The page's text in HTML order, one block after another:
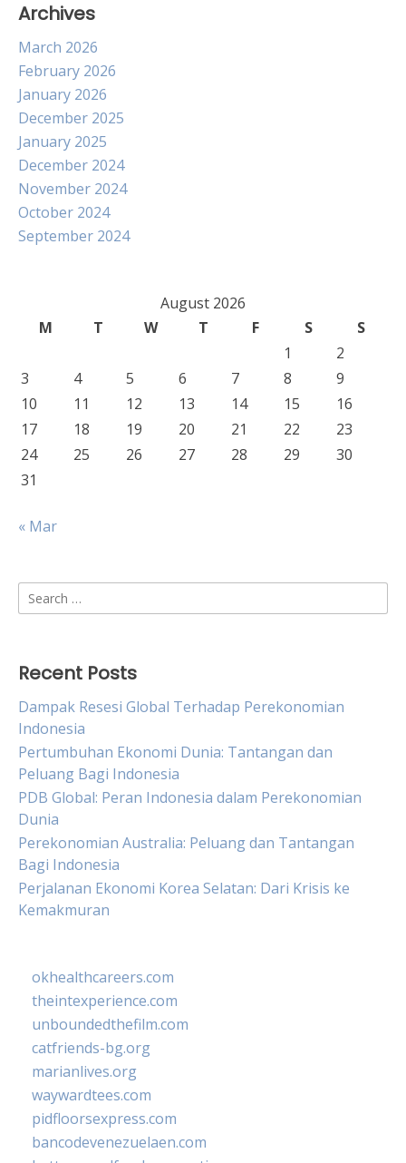
Archives
March 2026
February 2026
January 2026
December 2025
January 2025
December 2024
November 2024
October 2024
September 2024
August 2026
M
T W T F S
S
1
2
3
4 5 6 7 8
9
10
11 12 13 14 15
16
17
18 19 20 21 22
23
24
25 26 27 28 29
30
31
« Mar
Search
for:
Recent Posts
Dampak Resesi Global Terhadap Perekonomian
Indonesia
Pertumbuhan Ekonomi Dunia: Tantangan dan
Peluang Bagi Indonesia
PDB Global: Peran Indonesia dalam Perekonomian
Dunia
Perekonomian Australia: Peluang dan Tantangan
Bagi Indonesia
Perjalanan Ekonomi Korea Selatan: Dari Krisis ke
Kemakmuran
okhealthcareers.com
theintexperience.com
unboundedthefilm.com
catfriends-bg.org
marianlives.org
waywardtees.com
pidfloorsexpress.com
bancodevenezuelaen.com